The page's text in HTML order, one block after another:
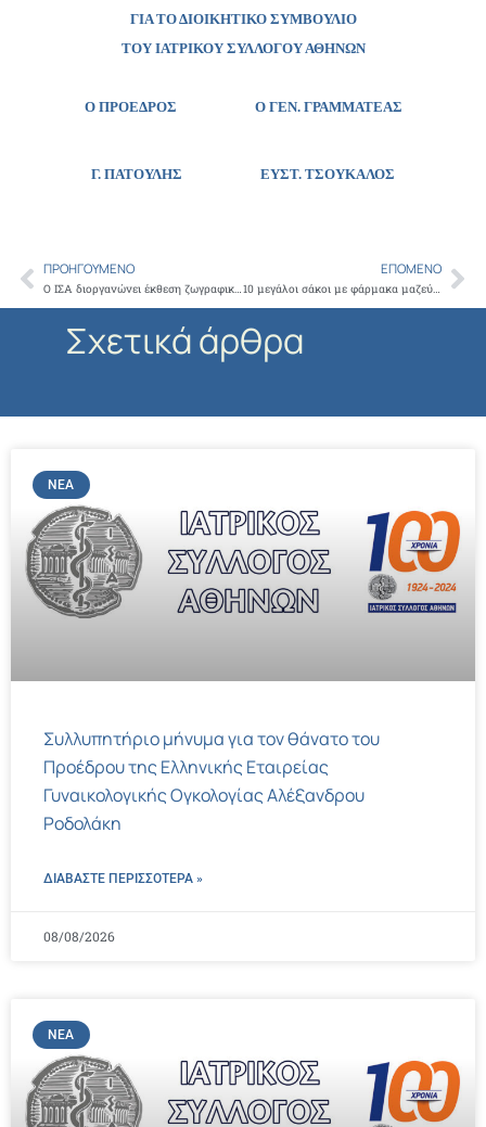
ΓΙΑ ΤΟ ΔΙΟΙΚΗΤΙΚΟ ΣΥΜΒΟΥΛΙΟ
ΤΟΥ ΙΑΤΡΙΚΟΥ ΣΥΛΛΟΓΟΥ ΑΘΗΝΩΝ
Ο ΠΡΟΕΔΡΟΣ Ο ΓΕΝ. ΓΡΑΜΜΑΤΕΑΣ
Γ. ΠΑΤΟΥΛΗΣ ΕΥΣΤ. ΤΣΟΥΚΑΛΟΣ
Prev
ΠΡΟΗΓΟΎΜΕΝΟ
Ο ΙΣΑ διοργανώνει έκθεση ζωγραφικής στις 17 Σεπτεμβρίου για τους γιατρούς-καλλιτέχνες μέλη του
ΕΠΌΜΕΝΟ
10 μεγάλοι σάκοι με φάρμακα μαζεύτηκαν στον Ιερό Ναό Αγίου Ιωάννη Κυνηγού στη Λεωφόρο Βουλιαγμένης
Σχετικά άρθρα
ΝΈΑ
Συλλυπητήριο μήνυμα για τον θάνατο του
Προέδρου της Ελληνικής Εταιρείας
Γυναικολογικής Ογκολογίας Αλέξανδρου
Ροδολάκη
ΔΙΑΒΑΣΤΕ ΠΕΡΙΣΣΌΤΕΡΑ »
08/08/2026
ΝΈΑ